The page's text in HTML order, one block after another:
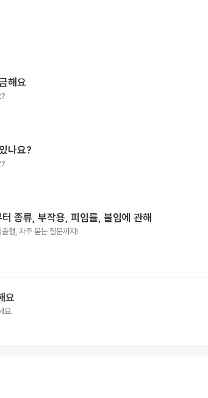
해요
나요?
종류, 부작용, 피임률, 불임에 관해
혈, 자주 묻는 질문까지!
요
요.